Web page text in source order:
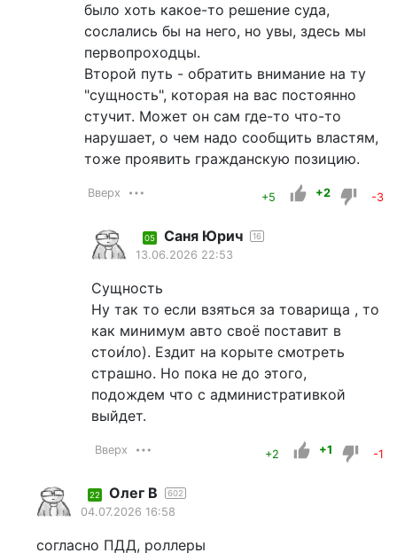
было хоть какое-то решение суда,
сослались бы на него, но увы, здесь мы
первопроходцы.
Второй путь - обратить внимание на ту
"сущность", которая на вас постоянно
стучит. Может он сам где-то что-то
нарушает, о чем надо сообщить властям,
тоже проявить гражданскую позицию.
Вверх +5 +2 -3
05 Саня Юрич 16
13.06.2026 22:53
Сущность
Ну так то если взяться за товарища , то
как минимум авто своё поставит в
стои́ло). Ездит на корыте смотреть
страшно. Но пока не до этого,
подождем что с административкой
выйдет.
Вверх +2 +1 -1
22 Олег В 602
04.07.2026 16:58
согласно ПДД, роллеры